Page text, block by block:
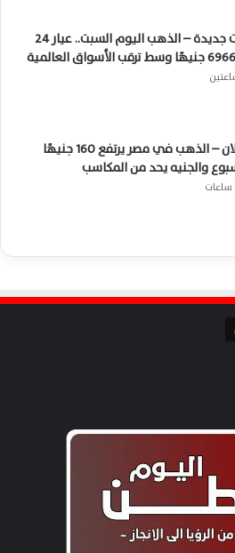
تحديثات جديدة – الذهب اليوم السبت.. عيار 24
عاجل الان – الذهب في مصر يرتفع 160 جنيهًا
والجنيه يحد من المكاسب